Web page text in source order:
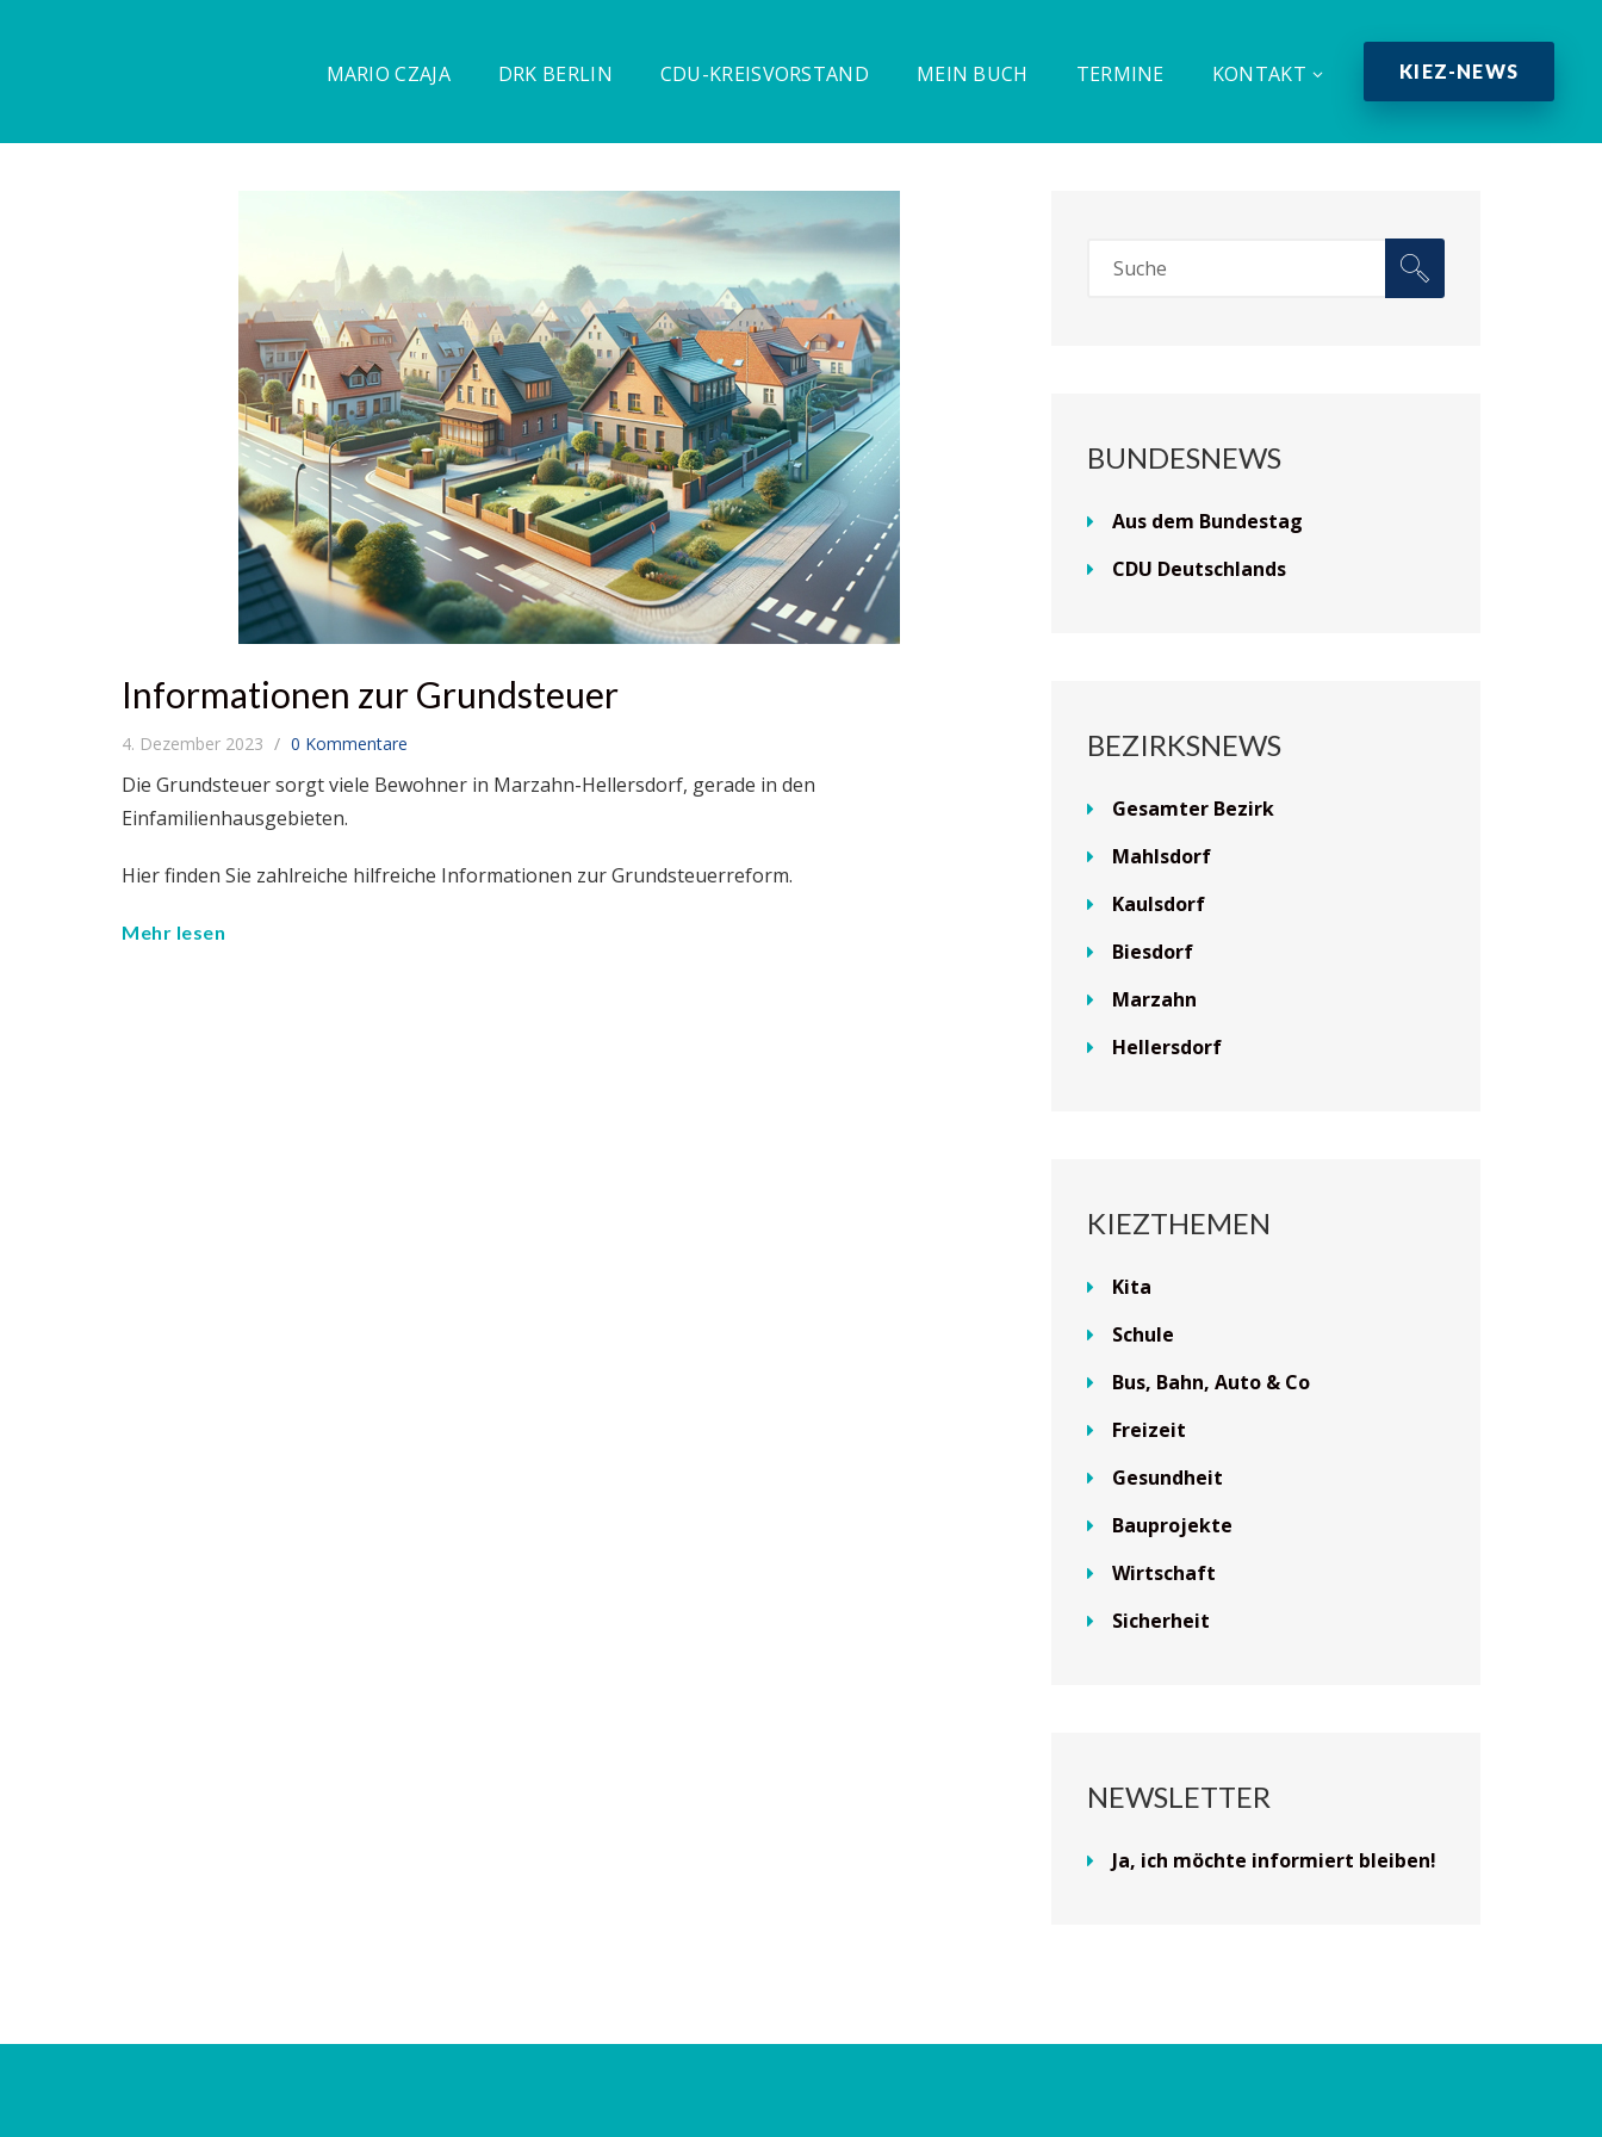
MARIO CZAJA DRK BERLIN CDU-KREISVORSTAND MEIN BUCH TERMINE KONTAKT KIEZ-NEWS
Informationen zur Grundsteuer
4. Dezember 2023 0 Kommentare
Die Grundsteuer sorgt viele Bewohner in Marzahn-Hellersdorf, gerade in den
Einfamilienhausgebieten.
Hier finden Sie zahlreiche hilfreiche Informationen zur Grundsteuerreform.
Mehr lesen
BUNDESNEWS
Aus dem Bundestag
CDU Deutschlands
BEZIRKSNEWS
Gesamter Bezirk
Mahlsdorf
Kaulsdorf
Biesdorf
Marzahn
Hellersdorf
KIEZTHEMEN
Kita
Schule
Bus, Bahn, Auto & Co
Freizeit
Gesundheit
Bauprojekte
Wirtschaft
Sicherheit
NEWSLETTER
Ja, ich möchte informiert bleiben!